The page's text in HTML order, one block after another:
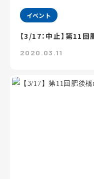
イベント
【3/17：中止】第
2020.03.11